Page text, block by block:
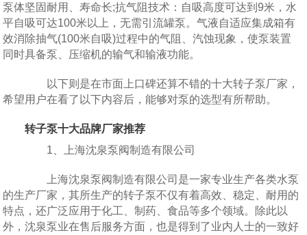
泵体坚固耐用、寿命长;抗气阻技术：自吸高度可达到9米，水
平自吸可达100米以上，无需引流罐泵。气液自适应集成箱有
效消除抽气(100米自吸)过程中的气阻、汽蚀现象，使泵装置
同时具备泵、压缩机的输气和输液功能。
以下则是在市面上口碑还算不错的十大转子泵厂家，
希望用户在看了以下内容后，能够对泵的选型有所帮助。
转子泵十大品牌厂家推荐
1、上海沈泉泵阀制造有限公司
上海沈泉泵阀制造有限公司是一家专业生产各类水泵
的生产厂家，其所生产的转子泵不仅有着高效、稳定、耐用的
特点，还广泛应用于化工、制药、食品等多个领域。除此以
外，沈泉泵业在售后服务方面，也是得到了业内人士的一致好